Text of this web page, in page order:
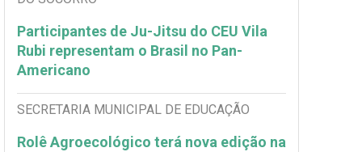
Participantes de Ju-Jitsu do CEU Vila
Rubi representam o Brasil no Pan-
Americano
SECRETARIA MUNICIPAL DE EDUCAÇÃO
Rolê Agroecológico terá nova edição na